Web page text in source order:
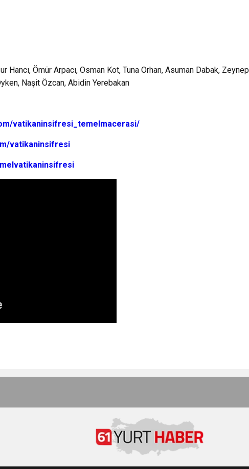
Hancı, Ömür Arpacı, Osman Kot, Tuna Orhan, Asuman Dabak, Zeynep
Naşit Özcan, Abidin Yerebakan
vatikaninsifresi_ temelmacerasi/
vatikaninsifresi